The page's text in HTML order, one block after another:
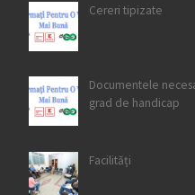
Cereri tipizate
Documentele
grad de handicap
Facilități